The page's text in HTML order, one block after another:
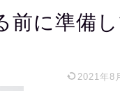
前に準備し
2021年8